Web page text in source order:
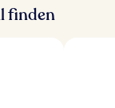
finden